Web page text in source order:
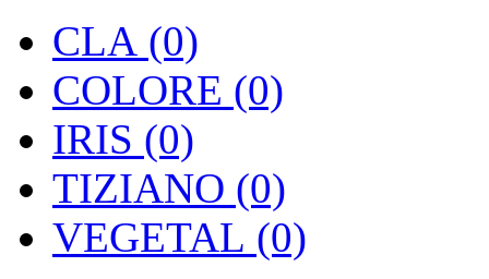
CLA (0)
COLORE (0)
IRIS (0)
TIZIANO (0)
VEGETAL (0)